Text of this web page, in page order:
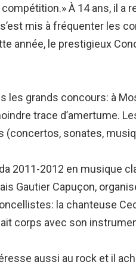
À 14 ans, il
mis à fréquenter les
année, le prestigieux
les grands concours: à
trace d’amertume.
(concertos, sonates,
2011-2012 en musique
Gautier Capuçon,
la chanteuse
corps avec son
aussi au rock et il